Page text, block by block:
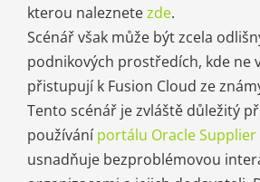
kterou naleznetezde.
Scénář však může být zcela
podnikových prostředích, kde ne
přistupují k Fusion Cloud ze
Tento scénář je zvláště důležitý
používání portálu Oracle
usnadňuje bezproblémovou